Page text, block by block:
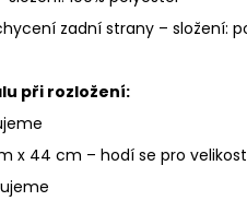
zadní strany – složení:
při rozložení:
x 44 cm – hodí se pro velikost